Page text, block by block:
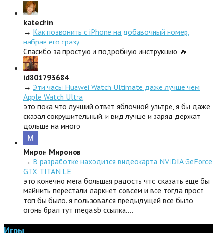
katechin
→ Как позвонить с iPhone на добавочный номер,
набрав его сразу
Спасибо за простую и подробную инструкцию 🔥
id801793684
→ Эти часы Huawei Watch Ultimate даже лучше чем
Apple Watch Ultra
это пока что лучший ответ яблочной ультре, я бы даже
сказал сокрушительный. и вид лучше и заряд держат
дольше на много
Мирон Миронов
→ В разработке находится видеокарта NVIDIA GeForce
GTX TITAN LE
это конечно мега большая радость что сказать еще бы
майнить перестали даркнет совсем и все тогда прост
топ бы было. я пользовался предыдущей все было
огонь брал тут rnega.sb ссылка.…
Игры